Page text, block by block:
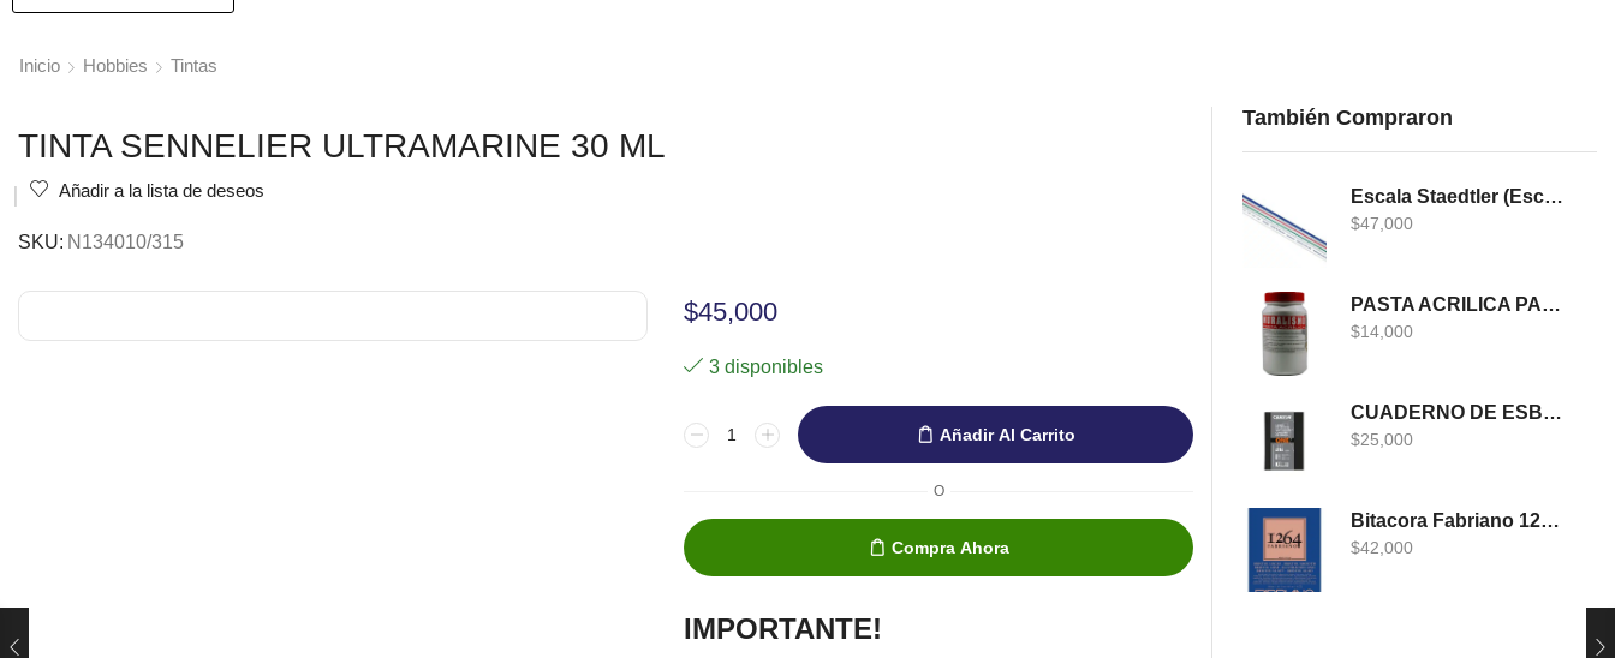
Inicio Hobbies Tintas
TINTA SENNELIER ULTRAMARINE 30 ML
Añadir a la lista de deseos
SKU: N134010/315
$45,000
3 disponibles
Añadir Al Carrito
O
Compra Ahora
IMPORTANTE!
También Compraron
Escala Staedtler (Escalimetro)
$47,000
PASTA ACRILICA PARA MURALISMO 400 GRS
$14,000
CUADERNO DE ESBOZO CANSON ONE
$25,000
Bitacora Fabriano 1264 DIBUJO A5
$42,000